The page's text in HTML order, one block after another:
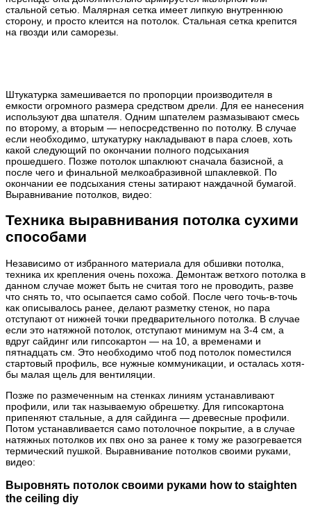
стальной сетью. Малярная сетка имеет липкую внутреннюю
сторону, и просто клеится на потолок. Стальная сетка крепится
на гвозди или саморезы.
Штукатурка замешивается по пропорции производителя в
емкости огромного размера средством дрели. Для ее нанесения
используют два шпателя. Одним шпателем размазывают смесь
по второму, а вторым — непосредственно по потолку. В случае
если необходимо, штукатурку накладывают в пара слоев, хоть
какой следующий по окончании полного подсыхания
прошедшего. Позже потолок шпаклюют сначала базисной, а
после чего и финальной мелкоабразивной шпаклевкой. По
окончании ее подсыхания стены затирают наждачной бумагой.
Выравнивание потолков, видео:
Техника выравнивания потолка сухими
способами
Независимо от избранного материала для обшивки потолка,
техника их крепления очень похожа. Демонтаж ветхого потолка в
данном случае может быть не считая того не проводить, разве
что снять то, что осыпается само собой. После чего точь-в-точь
как описывалось ранее, делают разметку стенок, но пара
отступают от нижней точки предварительного потолка. В случае
если это натяжной потолок, отступают минимум на 3-4 см, а
вдруг сайдинг или гипсокартон — на 10, а временами и
пятнадцать см. Это необходимо чтоб под потолок поместился
стартовый профиль, все нужные коммуникации, и осталась хотя-
бы малая щель для вентиляции.
Позже по размеченным на стенках линиям устанавливают
профили, или так называемую обрешетку. Для гипсокартона
припеняют стальные, а для сайдинга — древесные профили.
Потом устанавливается само потолочное покрытие, а в случае
натяжных потолков их пвх оно за ранее к тому же разогревается
термический пушкой. Выравнивание потолков своими руками,
видео:
Выровнять потолок своими руками how to staighten
the ceiling diy